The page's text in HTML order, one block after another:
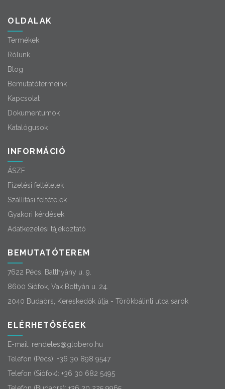
OLDALAK
Termékek
Rólunk
Blog
Bemutatótermeink
Kapcsolat
Dokumentumok
Katalógusok
INFORMÁCIÓ
ÁSZF
Fizetési feltételek
Szállítási feltételek
Gyakori kérdések
Adatkezelési tájékoztató
BEMUTATÓTEREM
7622 Pécs, Batthyány u. 9.
8600 Siófok, Vak Bottyán u. 24.
2040 Budaörs, Kereskedők útja - Törökbálinti utca sarok
ELÉRHETŐSÉGEK
E-mail: rendeles@globero.hu
Telefon (Pécs): +36 30 898 9547
Telefon (Siófok): +36 30 682 5495